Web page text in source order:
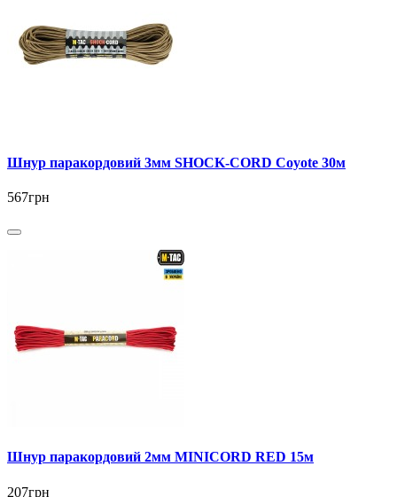
Шнур паракордовий 3мм SHOCK-CORD Coyote 30м
567грн
Шнур паракордовий 2мм MINICORD RED 15м
207грн